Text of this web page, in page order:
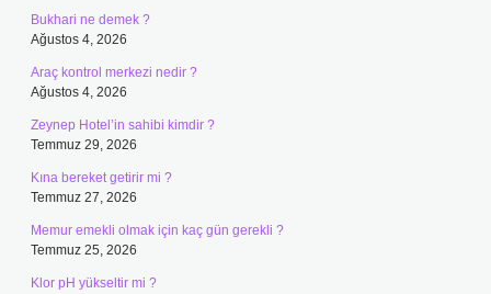
Bukhari ne demek ?
Ağustos 4, 2026
Araç kontrol merkezi nedir ?
Ağustos 4, 2026
Zeynep Hotel’in sahibi kimdir ?
Temmuz 29, 2026
Kına bereket getirir mi ?
Temmuz 27, 2026
Memur emekli olmak için kaç gün gerekli ?
Temmuz 25, 2026
Klor pH yükseltir mi ?